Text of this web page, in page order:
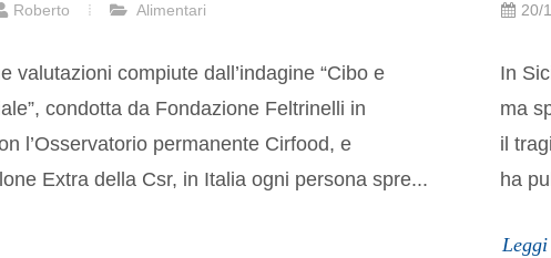
Roberto Alimentari
valutazioni compiute dall’indagine “Cibo e
condotta da Fondazione Feltrinelli in
l’Osservatorio permanente Cirfood, e
Extra della Csr, in Italia ogni persona spre...
20/
In
ma
il
ha
Leggi